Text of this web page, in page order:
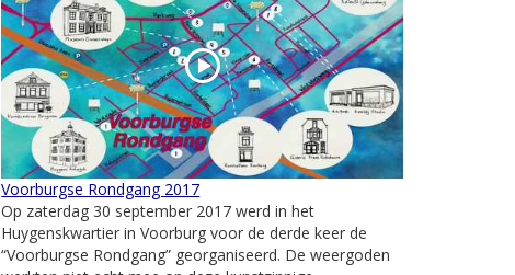
Voorburgse Rondgang 2017
Op zaterdag 30 september 2017 werd in het
Huygenskwartier in Voorburg voor de derde keer de
“Voorburgse Rondgang” georganiseerd. De weergoden